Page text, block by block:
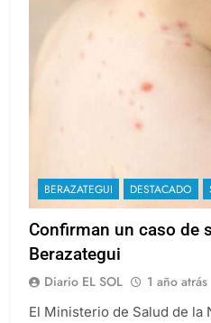
BERAZATEGUI DESTACADO
Confirman un caso de
Berazategui
Diario EL SOL 1 año atrás
El Ministerio de Salud de